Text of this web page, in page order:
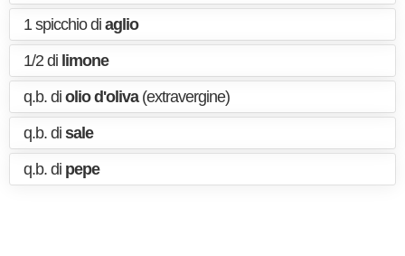
1 spicchio di aglio
1/2 di limone
q.b. di olio d'oliva(extravergine)
q.b. di sale
q.b. di pepe